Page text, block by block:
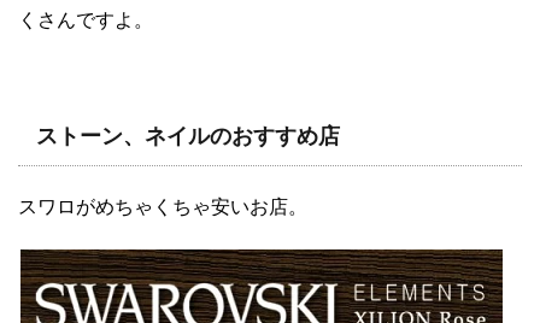
くさんですよ。
ストーン、ネイルのおすすめ店
スワロがめちゃくちゃ安いお店。